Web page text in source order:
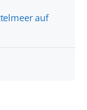
auf